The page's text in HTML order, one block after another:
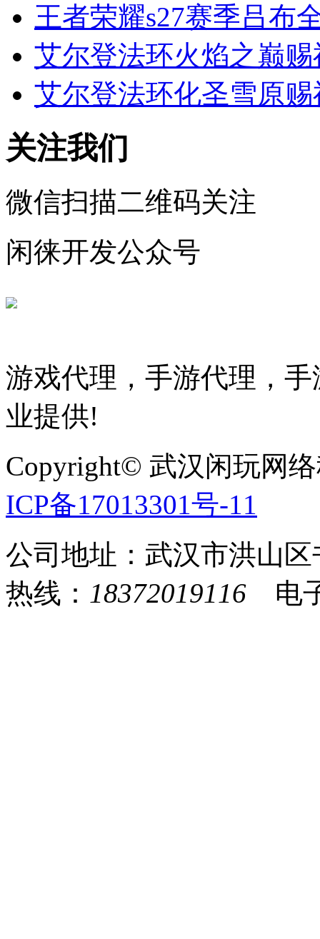
王者荣耀s27赛季吕布
艾尔登法环火焰之巅
艾尔登法环化圣雪原
关注我们
微信扫描二维码关注
闲徕开发公众号
游戏代理，手游代理，
业提供!
Copyright© 武汉闲玩
ICP备17013301号-11
公司地址：武汉市洪山
热线： 18372019116 电